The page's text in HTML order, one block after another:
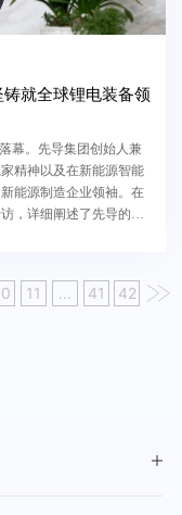
就全球锂电装备领
幕。先导集团创始人兼
精神以及在新能源智能
能源制造企业领袖。在
，详细阐述了先导的创
11 ... 41 42